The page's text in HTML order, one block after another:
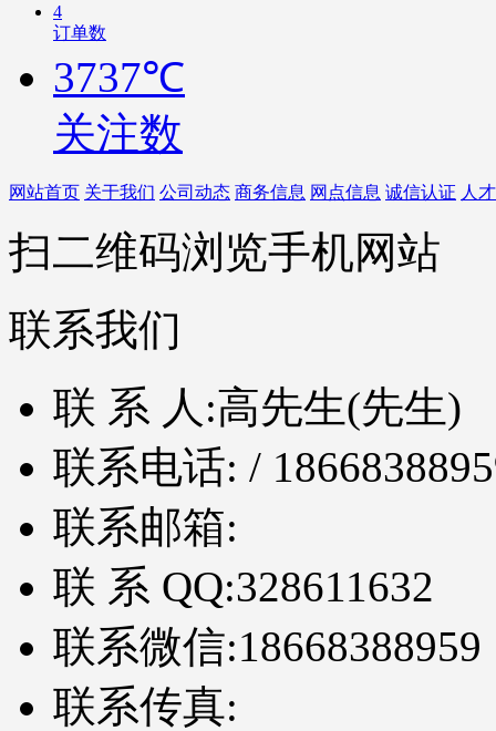
4
订单数
3737℃
关注数
网站首页 关于我们 公司动态 商务信息 网点信息 诚信认证 人
扫二维码浏览手机网站
联系我们
联 系 人:高先生(先生)
联系电话: /
联系邮箱:
联 系 QQ:328611632
联系微信:18668388959
联系传真: